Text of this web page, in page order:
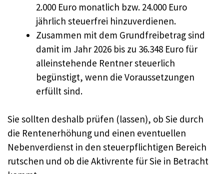
2.000 Euro monatlich bzw. 24.000 Euro
jährlich steuerfrei hinzuverdienen.
Zusammen mit dem Grundfreibetrag sind
damit im Jahr 2026 bis zu 36.348 Euro für
alleinstehende Rentner steuerlich
begünstigt, wenn die Voraussetzungen
erfüllt sind.
Sie sollten deshalb prüfen (lassen), ob Sie durch
die Rentenerhöhung und einen eventuellen
Nebenverdienst in den steuerpflichtigen Bereich
rutschen und ob die Aktivrente für Sie in Betracht